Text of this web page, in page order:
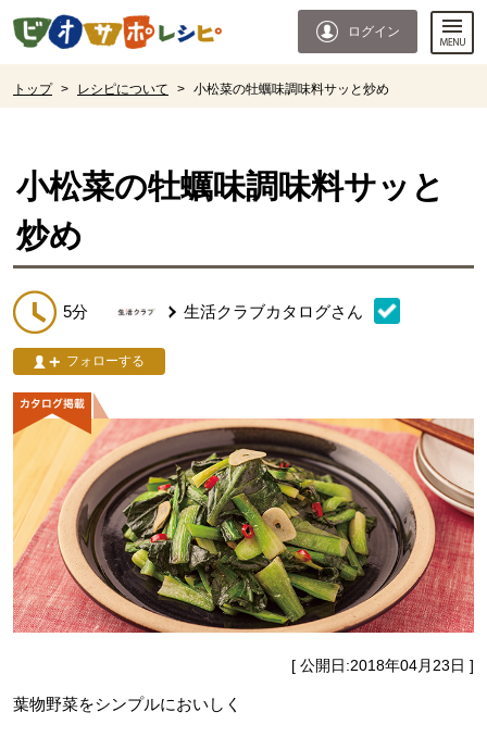
ページの先頭です。
ログイン
トップ > レシピについて > 小松菜の牡蠣味調味料サッと炒め
小松菜の牡蠣味調味料サッと
炒め
5分 生活クラブカタログさん
フォローする
[ 公開日:2018年04月23日 ]
葉物野菜をシンプルにおいしく